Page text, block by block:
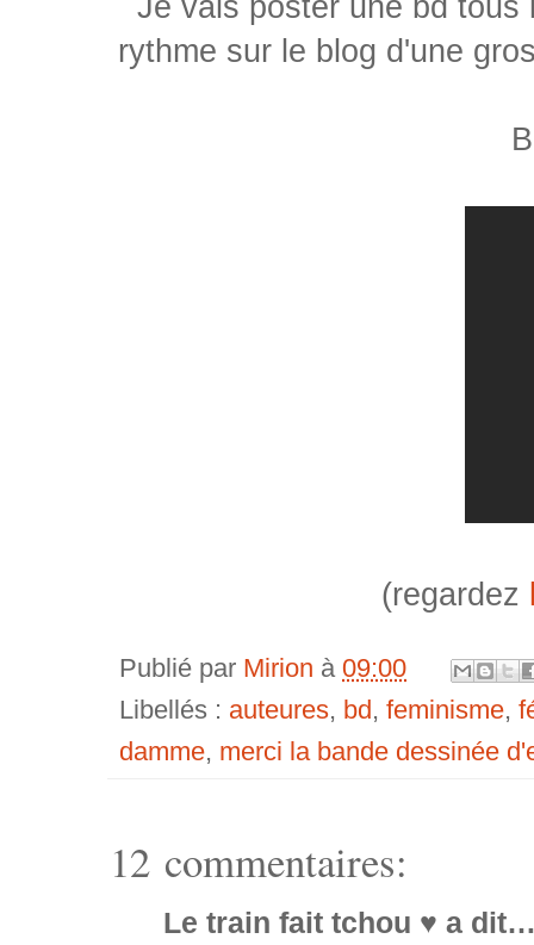
Je vais poster une bd
rythme sur le blog d'une
(regardez
Publié par Mirion à 09:00
Libellés : auteures, bd, feminisme,
damme, merci la bande dessinée
12 commentaires:
Le train fait tchou ♥ a